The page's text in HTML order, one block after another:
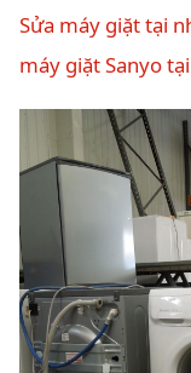
Sửa máy giặt tại
máy giặt Sanyo